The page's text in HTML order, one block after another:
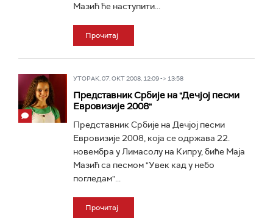
Мазић ће наступити...
Прочитај
УТОРАК, 07. ОКТ 2008, 12:09 -> 13:58
Представник Србије на "Дечјој песми
Евровизије 2008"
Представник Србије на Дечјој песми
Евровизије 2008, која се одржава 22.
новембра у Лимасолу на Кипру, биће Маја
Мазић са песмом "Увек кад у небо
погледам"...
Прочитај